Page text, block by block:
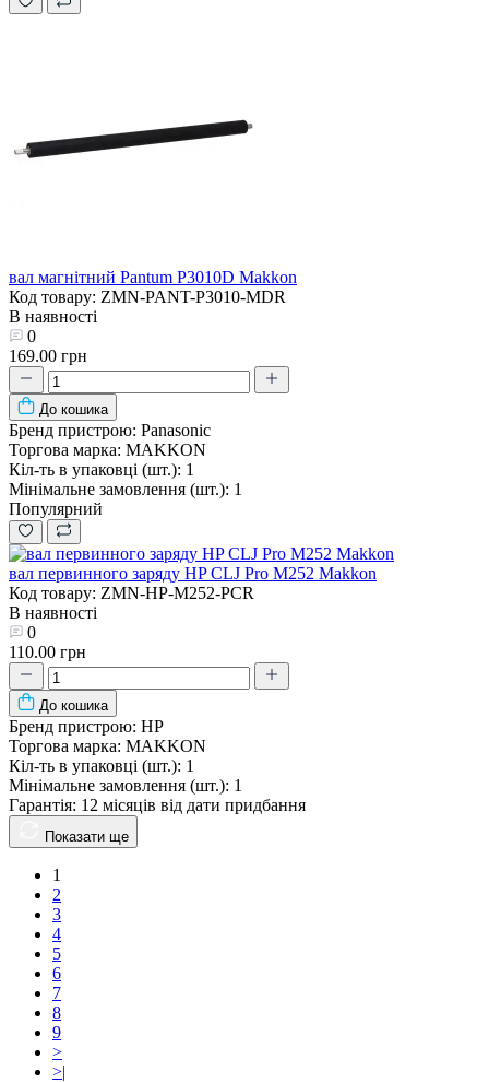
вал магнітний Pantum P3010D Makkon
Код товару: ZMN-PANT-P3010-MDR
В наявності
0
169.00 грн
До кошика
Бренд пристрою: Panasonic
Торгова марка: MAKKON
Кіл-ть в упаковці (шт.): 1
Мінімальне замовлення (шт.): 1
Популярний
вал первинного заряду HP CLJ Pro M252 Makkon
Код товару: ZMN-HP-M252-PCR
В наявності
0
110.00 грн
До кошика
Бренд пристрою: HP
Торгова марка: MAKKON
Кіл-ть в упаковці (шт.): 1
Мінімальне замовлення (шт.): 1
Гарантія: 12 місяців від дати придбання
Показати ще
1
2
3
4
5
6
7
8
9
>
>|